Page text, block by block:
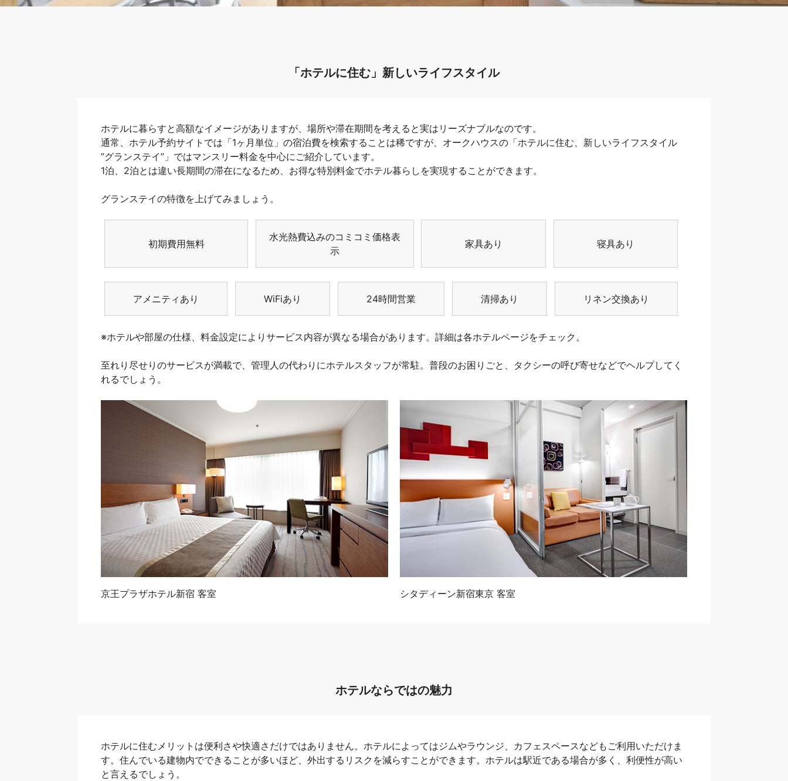
「ホテルに住む」新しいライフスタイル
ホテルに暮らすと高額なイメージがありますが、場所や滞在期間を考えると実はリーズナブルなのです。
通常、ホテル予約サイトでは「1ヶ月単位」の宿泊費を検索することは稀ですが、オークハウスの「ホテルに住む、新しいライフスタイル
”グランステイ”」ではマンスリー料金を中心にご紹介しています。
1泊、2泊とは違い長期間の滞在になるため、お得な特別料金でホテル暮らしを実現することができます。
グランステイの特徴を上げてみましょう。
初期費用無料
水光熱費込みのコミコミ価格表
示
家具あり 寝具あり
アメニティあり WiFiあり 24時間営業 清掃あり リネン交換あり
※ホテルや部屋の仕様、料金設定によりサービス内容が異なる場合があります。詳細は各ホテルページをチェック。
至れり尽せりのサービスが満載で、管理人の代わりにホテルスタッフが常駐。普段のお困りごと、タクシーの呼び寄せなどでヘルプしてく
れるでしょう。
京王プラザホテル新宿 客室 シタディーン新宿東京 客室
ホテルならではの魅力
ホテルに住むメリットは便利さや快適さだけではありません。ホテルによってはジムやラウンジ、カフェスペースなどもご利用いただけま
す。住んでいる建物内でできることが多いほど、外出するリスクを減らすことができます。ホテルは駅近である場合が多く、利便性が高い
と言えるでしょう。